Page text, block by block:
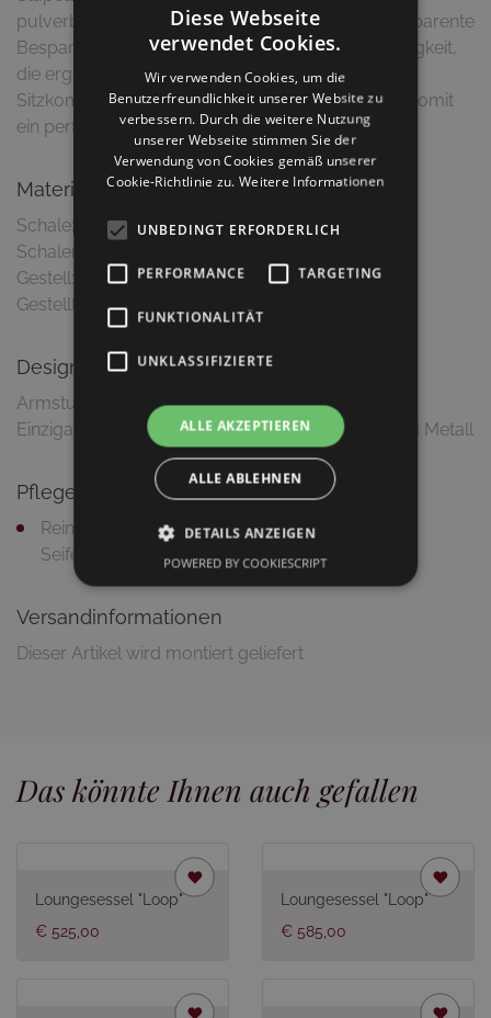
pulverbeschichtetem Aluminiumgestell. Die transparente
Bespannung der Schale sorgt für optische Leichtigkeit,
die ergonomische Form für einen einmaligen
Sitzkomfort. Komfort, Qualität und Design finden somit
ein perfektes Zusammenspiel!
Material & Ausführung
Schale: Polypropylenseil
Schalenfarbe: Taupe
Gestell: Aluminium, pulverbeschichtet
Gestellfarbe: Taupe, matt
Design
Armstuhl in rundlicher Formgebung
Einzigartiger Materialmix von Seilbespannung und Metall
Pflegetipps
Reinigung mit feuchtem Putztuch und milder
Seifenlauge
Versandinformationen
Dieser Artikel wird montiert geliefert
Das könnte Ihnen auch gefallen
Loungesessel "Loop"
€ 525,00
Loungesessel "Loop"
€ 585,00
Diese Webseite
verwendet Cookies.
Wir verwenden Cookies, um die
Benutzerfreundlichkeit unserer Website zu
verbessern. Durch die weitere Nutzung
unserer Webseite stimmen Sie der
Verwendung von Cookies gemäß unserer
Cookie-Richtlinie zu.Weitere Informationen
UNBEDINGT ERFORDERLICH
PERFORMANCE TARGETING
FUNKTIONALITÄT
UNKLASSIFIZIERTE
ALLE AKZEPTIEREN
ALLE ABLEHNEN
DETAILS ANZEIGEN
POWERED BY COOKIESCRIPT